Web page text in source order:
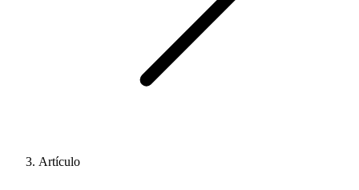
Artículo